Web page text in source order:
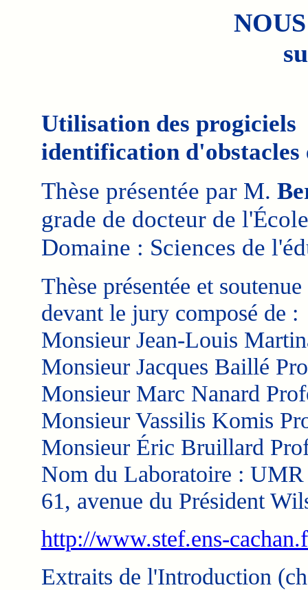
Utilisation des progiciels
identification
Thèse présentée par M.
grade de docteur de
Domaine : Sciences de
Thèse présentée et
devant le jury composé de :
Monsieur Jean-Louis
Monsieur Jacques Baillé
Monsieur Marc Nanard
Monsieur Vassilis Komis
Monsieur Éric Bruillard
Nom du Laboratoire :
61, avenue du Président
http://www.stef.ens-
Extraits de l'Introduction